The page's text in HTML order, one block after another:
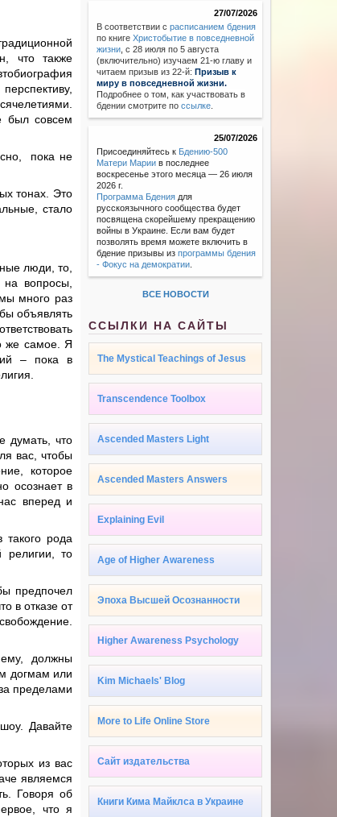
что также
был совсем
пока не
тонах. Это
стало
люди, то,
вопросы,
много раз
объявлять
же самое. Я
– пока в
думать, что
вас, чтобы
которое
осознает в
вперед и
рода
религии, то
предпочел
в отказе от
должны
догмам или
пределами
Давайте
из вас
являемся
Говоря об
что я
27/07/2026
В соответствии с расписанием бдения
по книгеХристобытие в повседневной
жизни с 28 июля по 5 августа
(включительно) изучаем 21-ю главу и
читаем призыв из 22-й: Призыв к
миру в повседневной жизни.
Подробнее о том, как участвовать в
бдении смотрите поссылке
25/07/2026
Присоединяйтесь к Бдению-500
Матери Марии в последнее
воскресенье этого месяца — 26 июля
2026 г.
Программа Бдения для
русскоязычного сообщества будет
посвящена скорейшему прекращению
войны в Украине. Если вам будет
позволять время можете включить в
бдение призывы изпрограммы бдения
- Фокус на демократии
ВСЕ НОВОСТИ
ССЫЛКИ НА САЙТЫ
The Mystical Teachings of Jesus
Transcendence Toolbox
Ascended Masters Light
Ascended Masters Answers
Explaining Evil
Age of Higher Awareness
Эпоха Высшей Осознанности
Higher Awareness Psychology
Kim Michaels' Blog
More to Life Online Store
Сайт издательства
Книги Кима Майклса в Украине